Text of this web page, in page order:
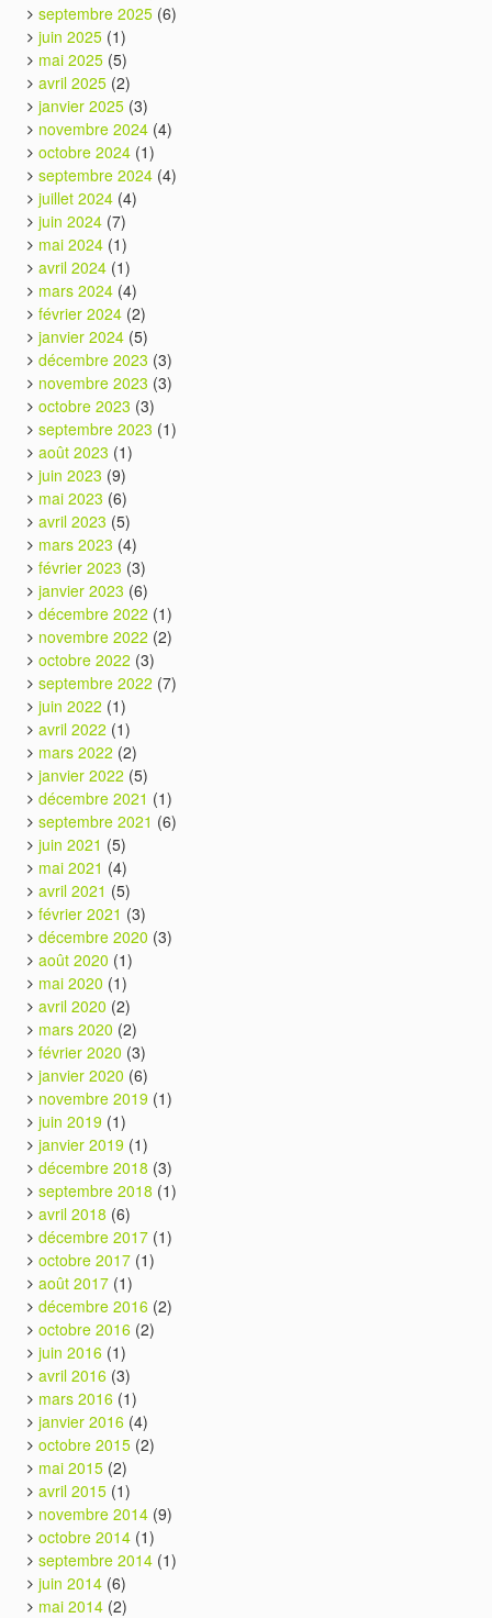
septembre 2025 (6)
juin 2025 (1)
mai 2025 (5)
avril 2025 (2)
janvier 2025 (3)
novembre 2024 (4)
octobre 2024 (1)
septembre 2024 (4)
juillet 2024 (4)
juin 2024 (7)
mai 2024 (1)
avril 2024 (1)
mars 2024 (4)
février 2024 (2)
janvier 2024 (5)
décembre 2023 (3)
novembre 2023 (3)
octobre 2023 (3)
septembre 2023 (1)
août 2023 (1)
juin 2023 (9)
mai 2023 (6)
avril 2023 (5)
mars 2023 (4)
février 2023 (3)
janvier 2023 (6)
décembre 2022 (1)
novembre 2022 (2)
octobre 2022 (3)
septembre 2022 (7)
juin 2022 (1)
avril 2022 (1)
mars 2022 (2)
janvier 2022 (5)
décembre 2021 (1)
septembre 2021 (6)
juin 2021 (5)
mai 2021 (4)
avril 2021 (5)
février 2021 (3)
décembre 2020 (3)
août 2020 (1)
mai 2020 (1)
avril 2020 (2)
mars 2020 (2)
février 2020 (3)
janvier 2020 (6)
novembre 2019 (1)
juin 2019 (1)
janvier 2019 (1)
décembre 2018 (3)
septembre 2018 (1)
avril 2018 (6)
décembre 2017 (1)
octobre 2017 (1)
août 2017 (1)
décembre 2016 (2)
octobre 2016 (2)
juin 2016 (1)
avril 2016 (3)
mars 2016 (1)
janvier 2016 (4)
octobre 2015 (2)
mai 2015 (2)
avril 2015 (1)
novembre 2014 (9)
octobre 2014 (1)
septembre 2014 (1)
juin 2014 (6)
mai 2014 (2)